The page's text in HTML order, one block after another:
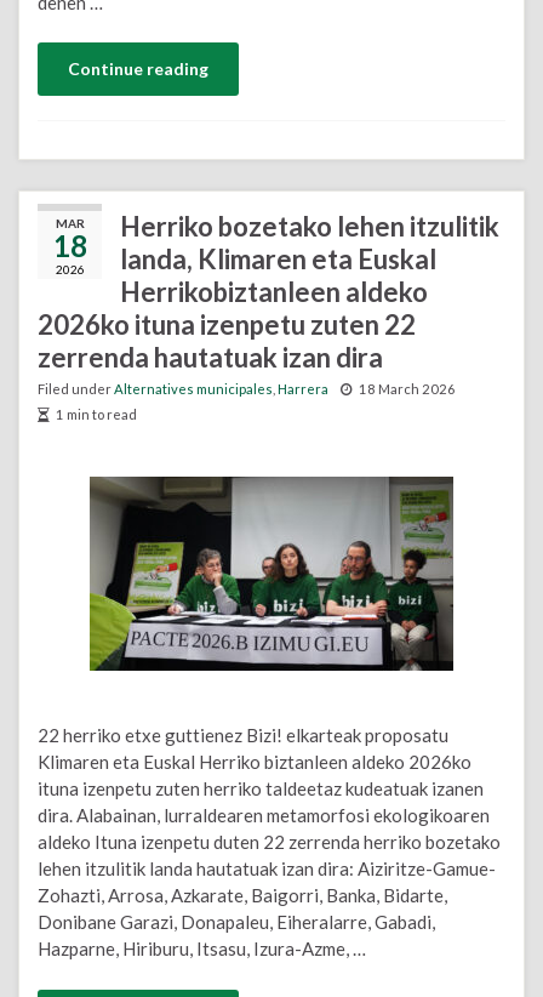
Continue reading
MAR
18
2026
Herriko bozetako lehen itzulitik
landa, Klimaren eta Euskal
Herrikobiztanleen aldeko
2026ko ituna izenpetu zuten 22
zerrenda hautatuak izan dira
Filed underAlternatives municipales Harrera
18 March 2026
1 min to read
22 herriko etxe guttienez Bizi! elkarteak proposatu
Klimaren eta Euskal Herriko biztanleen aldeko 2026ko
ituna izenpetu zuten herriko taldeetaz kudeatuak izanen
dira. Alabainan, lurraldearen metamorfosi ekologikoaren
aldeko Ituna izenpetu duten 22 zerrenda herriko bozetako
lehen itzulitik landa hautatuak izan dira: Aiziritze-Gamue-
Zohazti, Arrosa, Azkarate, Baigorri, Banka, Bidarte,
Donibane Garazi, Donapaleu, Eiheralarre, Gabadi,
Hazparne, Hiriburu, Itsasu, Izura-Azme, …